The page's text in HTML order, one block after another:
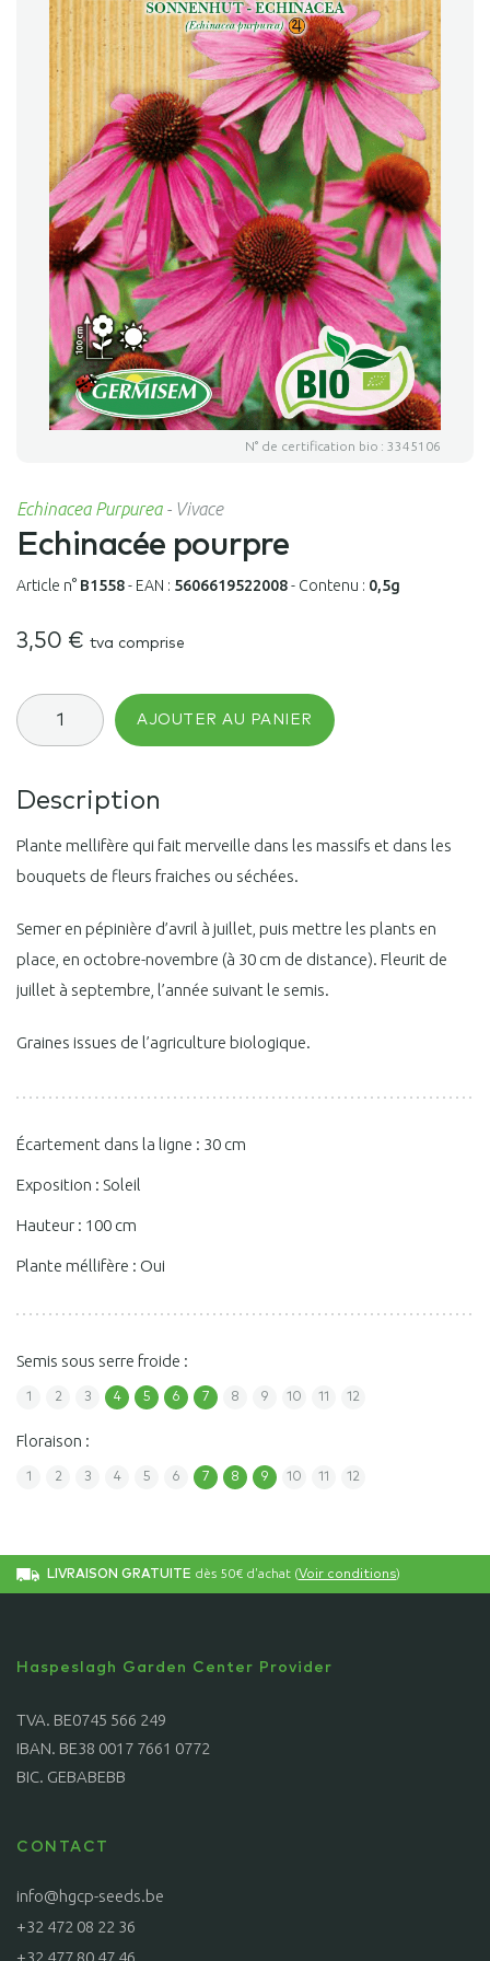
N° de certification bio : 3345106
Echinacea Purpurea- Vivace
Echinacée pourpre
Article n° B1558- EAN : 5606619522008- Contenu : 0,5g
3,50 € tva comprise
quantité
de
Echinacée
AJOUTER AU PANIER
Description
Plante mellifère qui fait merveille dans les massifs et dans les
bouquets de fleurs fraiches ou séchées.
Semer en pépinière d’avril à juillet, puis mettre les plants en
place, en octobre-novembre (à 30 cm de distance). Fleurit de
juillet à septembre, l’année suivant le semis.
Graines issues de l’agriculture biologique.
Écartement dans la ligne : 30 cm
Exposition : Soleil
Hauteur : 100 cm
Plante méllifère : Oui
Semis sous serre froide :
1 2 3 4 5 6 7 8 9 10 11 12
Floraison :
1 2 3 4 5 6 7 8 9 10 11 12
LIVRAISON GRATUITE dès 50€ d'achat (Voir conditions)
Haspeslagh Garden Center Provider
TVA. BE0745 566 249
IBAN. BE38 0017 7661 0772
BIC. GEBABEBB
CONTACT
info@hgcp-seeds.be
+32 472 08 22 36
+32 477 80 47 46